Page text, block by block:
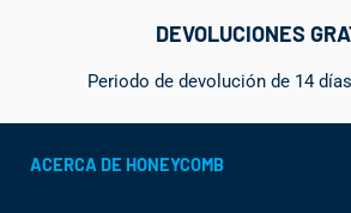
DEVOLUCIONES
Periodo de devolución de 14
ACERCA DE HONEYCOMB